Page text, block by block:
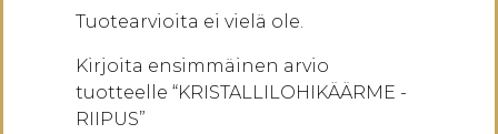
Tuotearvioita ei vielä ole.
Kirjoita ensimmäinen arvio
tuotteelle “KRISTALLILOHIKÄÄRME -
RIIPUS”